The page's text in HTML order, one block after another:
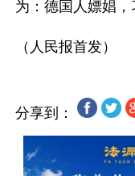
为：德国人嫖娼
分享到：